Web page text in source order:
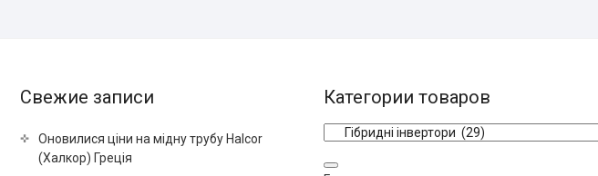
Свежие записи
Оновилися ціни на мідну трубу Halcor
(Халкор) Греція
Категории товаров